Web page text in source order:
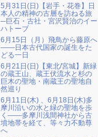
5月31日(日)【岩手・花巻】日
本人の精神の古層を訪ねる旅
─巨石・古社・宮沢賢治のイー
ハトーブ
6月15日（月）飛鳥から藤原へ
――日本古代国家の誕生をた
どる一日
6月21日(日)【東北/宮城】新緑
の蔵王山、蔵王伏流水と杉の
巨木の聖地・南蔵王の聖地自
然巡り
6月11日(木) 、6月18日(木)多
摩川沿いの水と緑の聖地を歩
く――多摩川浅間神社から古
墳地帯を経て、等々力不動尊
へ